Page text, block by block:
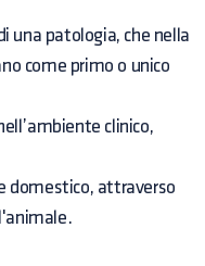
una patologia, che nella
come primo o unico
clinico,
domestico, attraverso